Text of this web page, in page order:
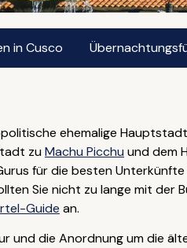
in Cusco
ehemalige
zuMachu Picchu und dem
für die besten
Sie nicht zu lange mit der
Guide an.
und die Anordnung um die